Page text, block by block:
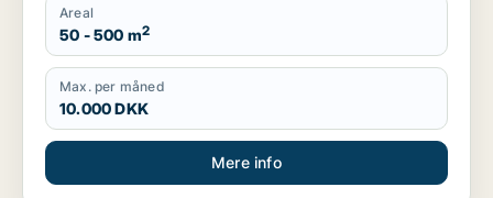
Areal
50 - 500 m2
Max. per måned
10.000 DKK
Mere info